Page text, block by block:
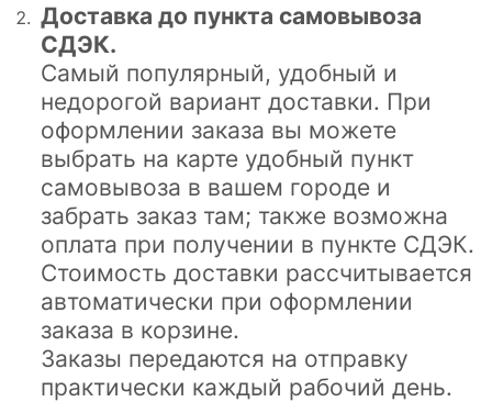
Доставка до пункта самовывоза
СДЭК.
Самый популярный, удобный и
недорогой вариант доставки. При
оформлении заказа вы можете
выбрать на карте удобный пункт
самовывоза в вашем городе и
забрать заказ там; также возможна
оплата при получении в пункте СДЭК.
Стоимость доставки рассчитывается
автоматически при оформлении
заказа в корзине.
Заказы передаются на отправку
практически каждый рабочий день.